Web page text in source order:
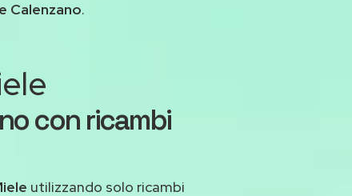
Calenzano.
con ricambi
utilizzando solo ricambi